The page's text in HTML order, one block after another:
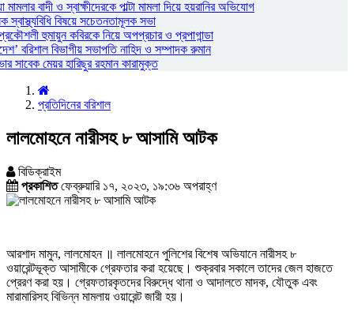
বাদী ও স্বাক্ষীদেরকে পাল্টা মামলা দিয়ে হয়রানির অভিযোগ
বিষয়ে সচেতনতামূলক সভা
হুমায়ুন কবিরকে নিয়ে অপপ্রচার ও প্রপাগান্ডা
বরিশাল বিভাগীয় সভাপতি নাহিদ ও সম্পাদক রুমান
সাবেক মেয়র হারিছুর রহমান কারামুক্ত
প্রতিদিনের বরিশাল
লালমোহনে নারীসহ ৮ আসামি আটক
বিডিক্রাইম
প্রকাশিতফেব্রুয়ারি ১৭, ২০২৩, ১৯:৩৬ অপরাহ্ণ
আরশাদ মামুন, লালমোহন ॥ লালমোহনে পুলিশের বিশেষ অভিযানে নারীসহ ৮
ওয়ারেন্টভূক্ত আসামীকে গ্রেফতার করা হয়েছে। শুক্রবার সকালে তাদের জেল হাজতে
প্রেরণ করা হয়। গ্রেফতারকৃতদের বিরুদ্ধে থানা ও আদালতে মাদক, যৌতুক এবং
মারামারিসহ বিভিন্ন মামলায় ওয়ারেন্ট জারী হয়।